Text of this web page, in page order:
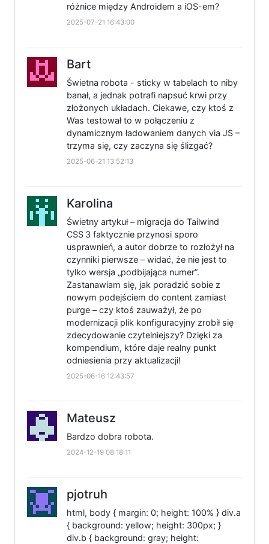
różnice między Androidem a iOS-em?
2025-07-21 16:43:00
Bart
Świetna robota - sticky w tabelach to niby
banał, a jednak potrafi napsuć krwi przy
złożonych układach. Ciekawe, czy ktoś z
Was testował to w połączeniu z
dynamicznym ładowaniem danych via JS –
trzyma się, czy zaczyna się ślizgać?
2025-06-21 13:52:13
Karolina
Świetny artykuł – migracja do Tailwind
CSS 3 faktycznie przynosi sporo
usprawnień, a autor dobrze to rozłożył na
czynniki pierwsze – widać, że nie jest to
tylko wersja „podbijająca numer”.
Zastanawiam się, jak poradzić sobie z
nowym podejściem do content zamiast
purge – czy ktoś zauważył, że po
modernizacji plik konfiguracyjny zrobił się
zdecydowanie czytelniejszy? Dzięki za
kompendium, które daje realny punkt
odniesienia przy aktualizacji!
2025-06-16 12:43:57
Mateusz
Bardzo dobra robota.
2024-12-19 08:18:11
pjotruh
html, body { margin: 0; height: 100% } div.a
{ background: yellow; height: 300px; }
div.b { background: gray; height: